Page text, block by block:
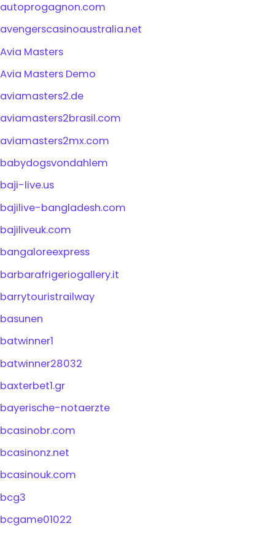
autoprogagnon.com
avengerscasinoaustralia.net
Avia Masters
Avia Masters Demo
aviamasters2.de
aviamasters2brasil.com
aviamasters2mx.com
babydogsvondahlem
baji-live.us
bajilive-bangladesh.com
bajiliveuk.com
bangaloreexpress
barbarafrigeriogallery.it
barrytouristrailway
basunen
batwinner1
batwinner28032
baxterbet1.gr
bayerische-notaerzte
bcasinobr.com
bcasinonz.net
bcasinouk.com
bcg3
bcgame01022